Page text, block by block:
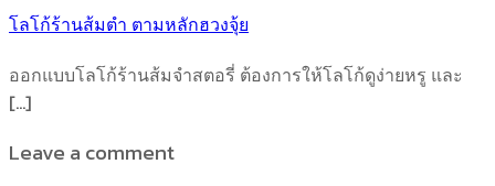
โลโก้ร้านส้มตำ ตามหลักฮวงจุ้ย
ออกแบบโลโก้ร้านส้มจำสตอรี่ ต้องการให้โลโก้ดูง่ายหรู และ
[…]
Leave a comment